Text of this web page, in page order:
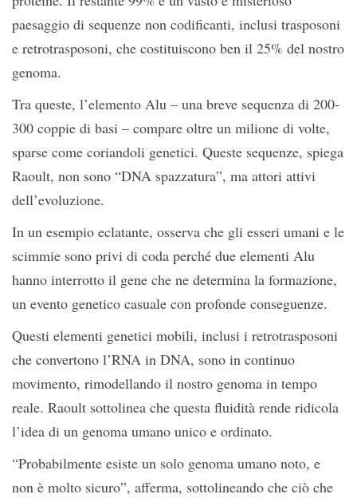
paesaggio di sequenze non codificanti, inclusi trasposoni
e retrotrasposoni, che costituiscono ben il 25% del nostro
genoma.
Tra queste, l’elemento Alu – una breve sequenza di 200-
300 coppie di basi – compare oltre un milione di volte,
sparse come coriandoli genetici. Queste sequenze, spiega
Raoult, non sono “DNA spazzatura”, ma attori attivi
dell’evoluzione.
In un esempio eclatante, osserva che gli esseri umani e le
scimmie sono privi di coda perché due elementi Alu
hanno interrotto il gene che ne determina la formazione,
un evento genetico casuale con profonde conseguenze.
Questi elementi genetici mobili, inclusi i retrotrasposoni
che convertono l’RNA in DNA, sono in continuo
movimento, rimodellando il nostro genoma in tempo
reale. Raoult sottolinea che questa fluidità rende ridicola
l’idea di un genoma umano unico e ordinato.
“Probabilmente esiste un solo genoma umano noto, e
non è molto sicuro”, afferma, sottolineando che ciò che